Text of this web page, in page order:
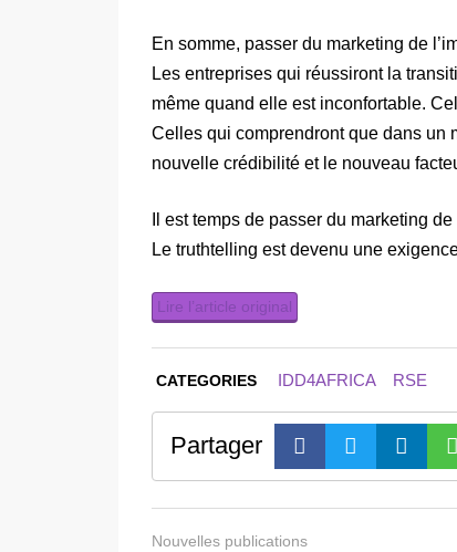
En somme, passer du marketing de
Les entreprises qui réussiront la
même quand elle est inconfortable.
Celles qui comprendront que dans un
nouvelle crédibilité et le nouveau
Il est temps de passer du marketing
Le truthtelling est devenu une
Lire l’article original
CATEGORIES IDD4AFRICA RSE
Partager
Nouvelles publications